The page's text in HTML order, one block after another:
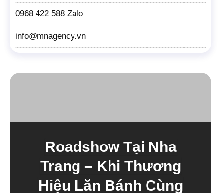
0968 422 588 Zalo
info@mnagency.vn
Roadshow Tại Nha
Trang – Khi Thương
Hiệu Lăn Bánh Cùng